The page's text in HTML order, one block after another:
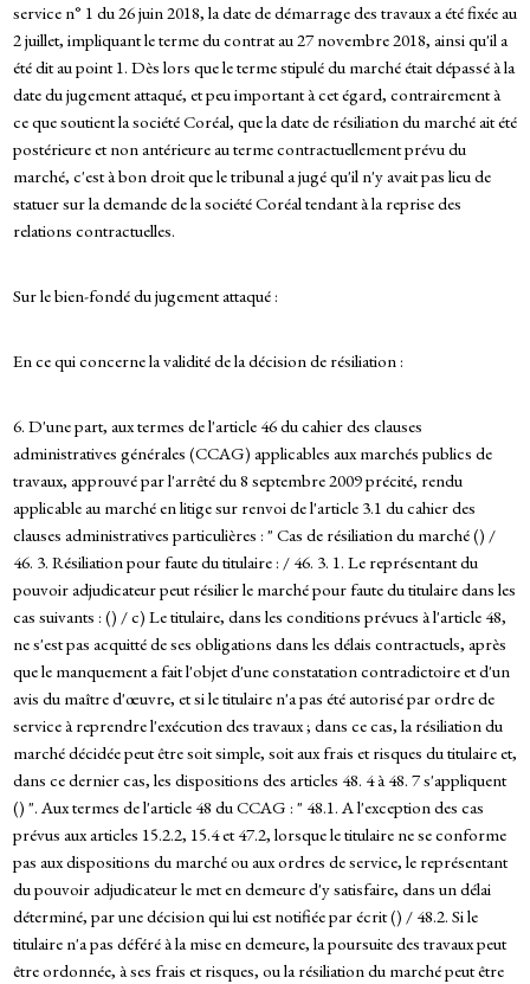
service n° 1 du 26 juin 2018, la date de démarrage des travaux a été fixée au
2 juillet, impliquant le terme du contrat au 27 novembre 2018, ainsi qu'il a
été dit au point 1. Dès lors que le terme stipulé du marché était dépassé à la
date du jugement attaqué, et peu important à cet égard, contrairement à
ce que soutient la société Coréal, que la date de résiliation du marché ait été
postérieure et non antérieure au terme contractuellement prévu du
marché, c'est à bon droit que le tribunal a jugé qu'il n'y avait pas lieu de
statuer sur la demande de la société Coréal tendant à la reprise des
relations contractuelles.
Sur le bien-fondé du jugement attaqué :
En ce qui concerne la validité de la décision de résiliation :
6. D'une part, aux termes de l'article 46 du cahier des clauses
administratives générales (CCAG) applicables aux marchés publics de
travaux, approuvé par l'arrêté du 8 septembre 2009 précité, rendu
applicable au marché en litige sur renvoi de l'article 3.1 du cahier des
clauses administratives particulières : " Cas de résiliation du marché () /
46. 3. Résiliation pour faute du titulaire : / 46. 3. 1. Le représentant du
pouvoir adjudicateur peut résilier le marché pour faute du titulaire dans les
cas suivants : () / c) Le titulaire, dans les conditions prévues à l'article 48,
ne s'est pas acquitté de ses obligations dans les délais contractuels, après
que le manquement a fait l'objet d'une constatation contradictoire et d'un
avis du maître d'œuvre, et si le titulaire n'a pas été autorisé par ordre de
service à reprendre l'exécution des travaux ; dans ce cas, la résiliation du
marché décidée peut être soit simple, soit aux frais et risques du titulaire et,
dans ce dernier cas, les dispositions des articles 48. 4 à 48. 7 s'appliquent
() ". Aux termes de l'article 48 du CCAG : " 48.1. A l'exception des cas
prévus aux articles 15.2.2, 15.4 et 47.2, lorsque le titulaire ne se conforme
pas aux dispositions du marché ou aux ordres de service, le représentant
du pouvoir adjudicateur le met en demeure d'y satisfaire, dans un délai
déterminé, par une décision qui lui est notifiée par écrit () / 48.2. Si le
titulaire n'a pas déféré à la mise en demeure, la poursuite des travaux peut
être ordonnée, à ses frais et risques, ou la résiliation du marché peut être